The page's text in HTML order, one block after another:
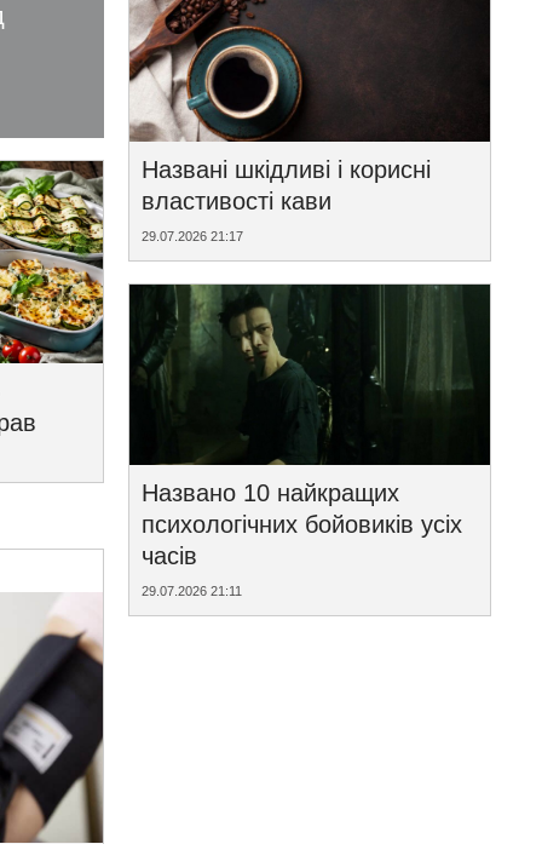
Названі шкідливі і корисні
властивості кави
29.07.2026 21:17
Названо 10 найкращих
психологічних бойовиків усіх
часів
29.07.2026 21:11